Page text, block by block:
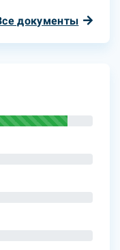
документы